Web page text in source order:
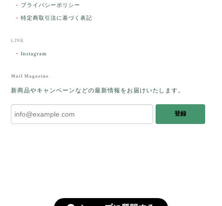
パサラン。とっても素敵です。メッセージでは色々記
憶違いもありましたが、またいつかお会いして楽しい
した。
をあたたかく迎え入れてくださり とても嬉
しく思います。 この石のふわりとした光を
ランパサラン」でした。これからはT様の
傍で そっと見守ってくれるのではないかな
プライバシーポリシー
特定商取引法に基づく表記
LINK
Instagram
Mail Magazine
新商品やキャンペーンなどの最新情報をお届けいたします。
登録